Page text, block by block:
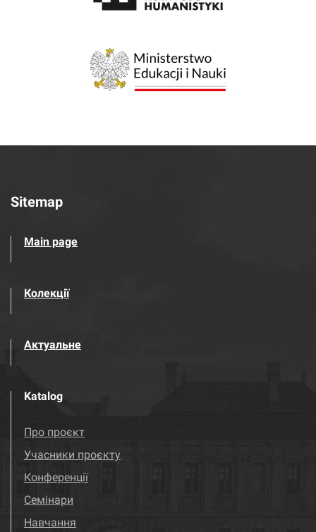
Sitemap
Main page
Колекції
Актуальне
Katalog
Про проєкт
Учасники проєкту
Конференції
Семінари
Навчання